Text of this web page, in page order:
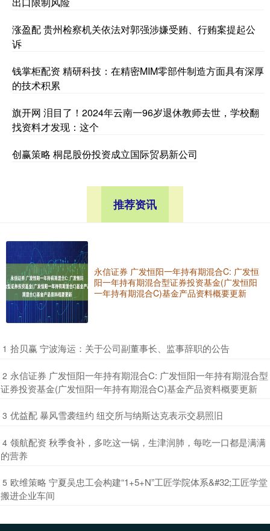
涨盈配 贵州检察机关依法对郭强涉嫌受贿、行贿案提起公
诉
钱掌柜配资 精研科技：在精密MIM零部件制造方面具有深厚
的技术积累
旗开网 泪目了！2024年云南一96岁退休教师去世，学校翻
找资料才发现：这个
创赢策略 桐昆股份投资成立国际贸易新公司
推荐资讯
永信证券 广发恒阳一年持有期混合C: 广发恒
阳一年持有期混合型证券投资基金(广发恒阳
一年持有期混合C)基金产品资料概要更新
1 ​拾贝赢 宁波海运：关于公司副董事长、监事辞职的公告
2 ​永信证券 广发恒阳一年持有期混合C: 广发恒阳一年持有期混合型
证券投资基金(广发恒阳一年持有期混合C)基金产品资料概要更新
3 ​优益配 暴风雪袭纽约 纽交所与纳斯达克表示交易照旧
4 ​领航配资 秋季食补，多吃这一锅，生津润肺，每吃一口都是满满
的营养
5 ​欧维策略 宁夏吴忠工会构建“1+5+N”工匠学院体系&#32;工匠学堂
搬进企业车间